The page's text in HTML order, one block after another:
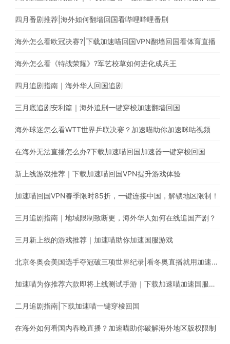
四月番剧推荐|海外如何翻墙回国看哔哩哔哩番剧
海外怎么看欧冠决赛?|下载加速喵回国VPN翻墙回国看体育直播
海外怎么看《特战荣耀》?军艺校草如何进化成兵王
四月追剧指南｜海外华人回国追剧
三月底追剧安利篇｜海外追剧一键穿梭加速翻墙回国
海外球迷怎么看WTT世界乒联决赛？加速喵助你加速咪咕视频
在海外无法直播怎么办?下载加速喵回国加速器一键穿梭回国
新上线游戏推荐｜下载加速喵回国VPN提升游戏体验
加速喵回国VPN春季限时85折，一键连接中国，解锁地区限制！
三月追剧指南｜地域限制致断更，海外华人如何在线追国产剧？
三月新上线的游戏推荐｜加速喵助你加速国服游戏
北京冬奥会美国选手夺冠破三项世界纪录|看冬奥直播就用加速喵一键穿梭回国
加速喵为你推荐六款即将上线测试手游｜下载加速喵加速国服游戏
二月追剧指南|下载加速喵一键穿梭回国
在海外如何看国内春晚直播？加速喵助你破解海外地区版权限制